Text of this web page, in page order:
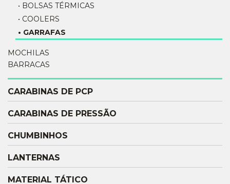
• BOLSAS TÉRMICAS
• COOLERS
• GARRAFAS
MOCHILAS
BARRACAS
CARABINAS DE PCP
CARABINAS DE PRESSÃO
CHUMBINHOS
LANTERNAS
MATERIAL TÁTICO